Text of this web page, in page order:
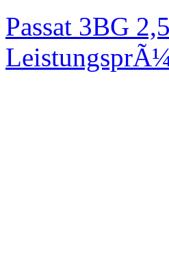
Passat 3BG